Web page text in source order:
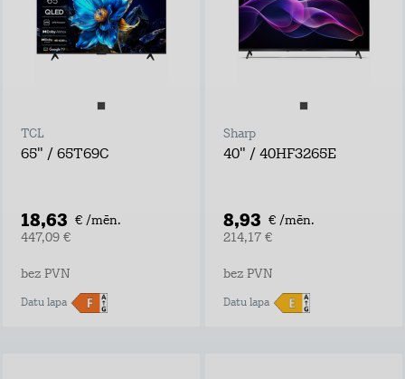
TCL
65" / 65T69C
18,63 € /mēn.
447,09 €
bez PVN
Datu lapa
Sharp
40" / 40HF3265E
8,93 € /mēn.
214,17 €
bez PVN
Datu lapa